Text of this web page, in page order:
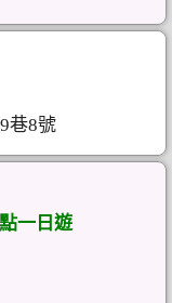
巷8號
一日遊